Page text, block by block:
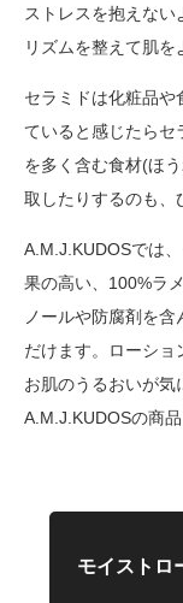
ストレスを抱えな
リズムを整えて肌を
セラミドは化粧品や
ていると感じたらセ
を多く含む食材(ほ
取したりするのも、
A.M.J.KUDOSでは
果の高い、100%ラ
ノールや防腐剤を
だけます。ローショ
お肌のうるおいが気
A.M.J.KUDOSの商
モイストロ